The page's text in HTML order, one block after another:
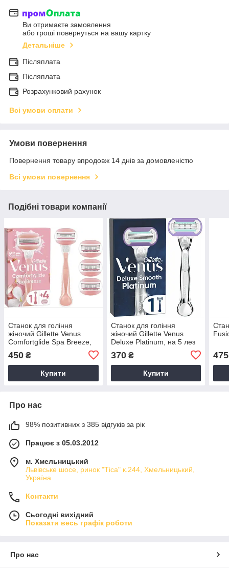
Ви отримаєте замовлення
або гроші повернуться на вашу картку
Детальніше
Післяплата
Післяплата
Розрахунковий рахунок
Всі умови оплати
Умови повернення
Повернення товару впродовж 14 днів за домовленістю
Всі умови повернення
Подібні товари компанії
Станок для гоління
жіночий Gillette Venus
Comfortglide Spa Breeze,
450 ₴
Купити
Станок для гоління
жіночий Gillette Venus
Deluxe Platinum, на 5 лез
370₴
Купити
475
Про нас
98% позитивних з 385 відгуків за рік
Працює з 05.03.2012
м. Хмельницький
Львівське шосе, ринок "Тіса" к.244, Хмельницький,
Україна
Контакти
Сьогодні вихідний
Показати весь графік роботи
Про нас